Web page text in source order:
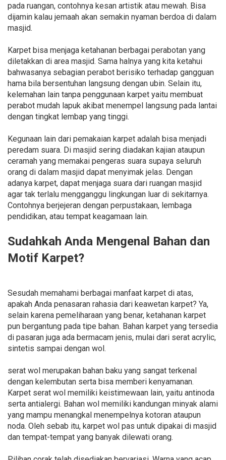
pada ruangan, contohnya kesan artistik atau mewah. Bisa
dijamin kalau jemaah akan semakin nyaman berdoa di dalam
masjid.
Karpet bisa menjaga ketahanan berbagai perabotan yang
diletakkan di area masjid. Sama halnya yang kita ketahui
bahwasanya sebagian perabot berisiko terhadap gangguan
hama bila bersentuhan langsung dengan ubin. Selain itu,
kelemahan lain tanpa penggunaan karpet yaitu membuat
perabot mudah lapuk akibat menempel langsung pada lantai
dengan tingkat lembap yang tinggi.
Kegunaan lain dari pemakaian karpet adalah bisa menjadi
peredam suara. Di masjid sering diadakan kajian ataupun
ceramah yang memakai pengeras suara supaya seluruh
orang di dalam masjid dapat menyimak jelas. Dengan
adanya karpet, dapat menjaga suara dari ruangan masjid
agar tak terlalu mengganggu lingkungan luar di sekitarnya.
Contohnya berjejeran dengan perpustakaan, lembaga
pendidikan, atau tempat keagamaan lain.
Sudahkah Anda Mengenal Bahan dan
Motif Karpet?
Sesudah memahami berbagai manfaat karpet di atas,
apakah Anda penasaran rahasia dari keawetan karpet? Ya,
selain karena pemeliharaan yang benar, ketahanan karpet
pun bergantung pada tipe bahan. Bahan karpet yang tersedia
di pasaran juga ada bermacam jenis, mulai dari serat acrylic,
sintetis sampai dengan wol.
serat wol merupakan bahan baku yang sangat terkenal
dengan kelembutan serta bisa memberi kenyamanan.
Karpet serat wol memiliki keistimewaan lain, yaitu antinoda
serta antialergi. Bahan wol memiliki kandungan minyak alami
yang mampu menangkal menempelnya kotoran ataupun
noda. Oleh sebab itu, karpet wol pas untuk dipakai di masjid
dan tempat-tempat yang banyak dilewati orang.